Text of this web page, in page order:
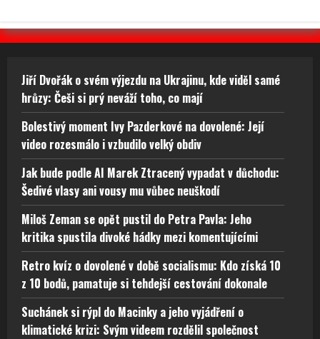
Jiří Dvořák o svém výjezdu na Ukrajinu, kde viděl samé
hrůzy: Češi si prý neváží toho, co mají
Bolestivý moment Ivy Pazderkové na dovolené: Její
video rozesmálo i vzbudilo velký obdiv
Jak bude podle AI Marek Ztracený vypadat v důchodu:
Šedivé vlasy ani vousy mu vůbec neuškodí
Miloš Zeman se opět pustil do Petra Pavla: Jeho
kritika spustila divoké hádky mezi komentujícími
Retro kvíz o dovolené v době socialismu: Kdo získá 10
z 10 bodů, pamatuje si tehdejší cestování dokonale
Suchánek si rýpl do Macinky a jeho vyjádření o
klimatické krizi: Svým videem rozdělil společnost